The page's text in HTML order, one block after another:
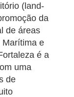
(land-
da
de áreas
Marítima e
é a
uma
de